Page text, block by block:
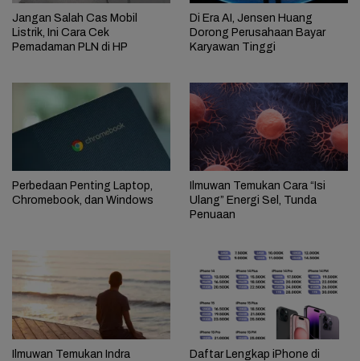
Jangan Salah Cas Mobil
Listrik, Ini Cara Cek
Pemadaman PLN di HP
Di Era AI, Jensen Huang
Dorong Perusahaan Bayar
Karyawan Tinggi
Perbedaan Penting Laptop,
Chromebook, dan Windows
Ilmuwan Temukan Cara “Isi
Ulang” Energi Sel, Tunda
Penuaan
Ilmuwan Temukan Indra
Daftar Lengkap iPhone di